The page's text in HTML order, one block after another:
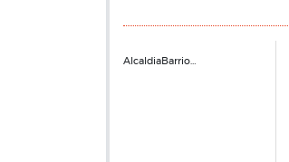
AlcaldiaBarrio…